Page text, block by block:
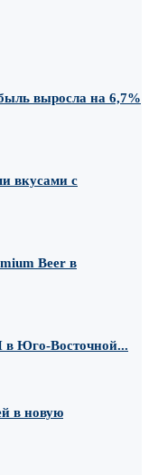
выросла на 6,7%
вкусами с
Beer в
в Юго-Восточной...
в новую